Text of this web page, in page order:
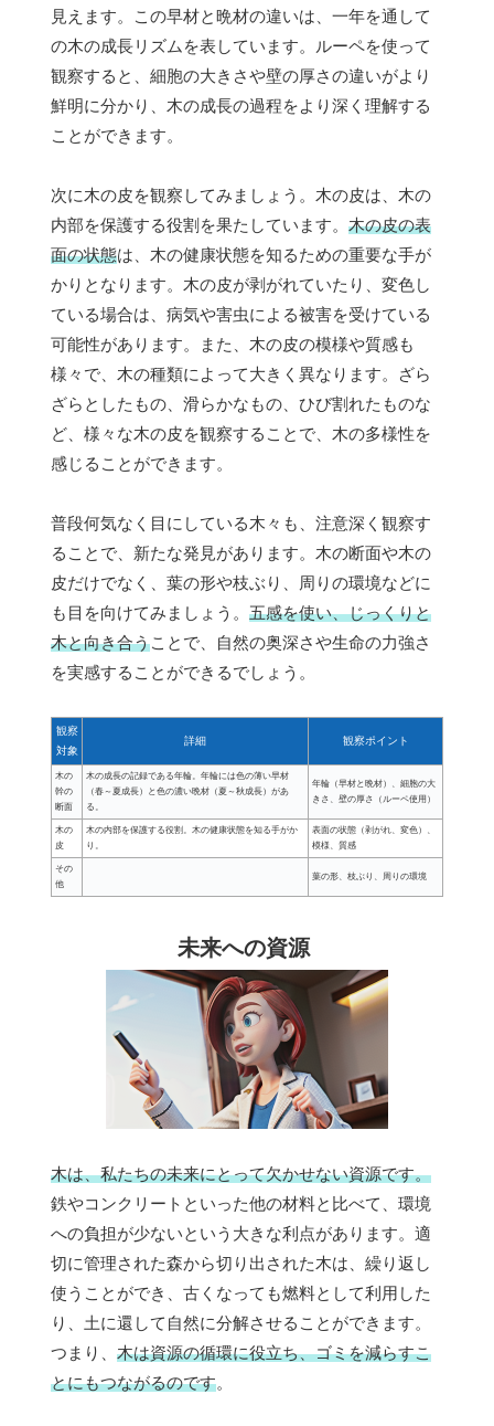
見えます。この早材と晩材の違いは、一年を通して
の木の成長リズムを表しています。ルーペを使って
観察すると、細胞の大きさや壁の厚さの違いがより
鮮明に分かり、木の成長の過程をより深く理解する
ことができます。
次に木の皮を観察してみましょう。木の皮は、木の
内部を保護する役割を果たしています。 木の皮の表
面の状態は、木の健康状態を知るための重要な手が
かりとなります。木の皮が剥がれていたり、変色し
ている場合は、病気や害虫による被害を受けている
可能性があります。また、木の皮の模様や質感も
様々で、木の種類によって大きく異なります。ざら
ざらとしたもの、滑らかなもの、ひび割れたものな
ど、様々な木の皮を観察することで、木の多様性を
感じることができます。
普段何気なく目にしている木々も、注意深く観察す
ることで、新たな発見があります。木の断面や木の
皮だけでなく、葉の形や枝ぶり、周りの環境などに
も目を向けてみましょう。 五感を使い、じっくりと
木と向き合うことで、自然の奥深さや生命の力強さ
を実感することができるでしょう。
観察
対象
詳細 観察ポイント
木の
幹の
断面
木の成長の記録である年輪。年輪には色の薄い早材
（春～夏成長）と色の濃い晩材（夏～秋成長）があ
る。
年輪（早材と晩材）、細胞の大
きさ、壁の厚さ（ルーペ使用）
木の
皮
木の内部を保護する役割。木の健康状態を知る手がか
り。
表面の状態（剥がれ、変色）、
模様、質感
その
他
葉の形、枝ぶり、周りの環境
未来への資源
木は、私たちの未来にとって欠かせない資源です。
鉄やコンクリートといった他の材料と比べて、環境
への負担が少ないという大きな利点があります。適
切に管理された森から切り出された木は、繰り返し
使うことができ、古くなっても燃料として利用した
り、土に還して自然に分解させることができます。
つまり、 木は資源の循環に役立ち、ゴミを減らすこ
とにもつながるのです。